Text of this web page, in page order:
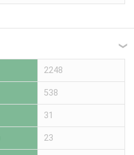
❮
2248
538
31
23